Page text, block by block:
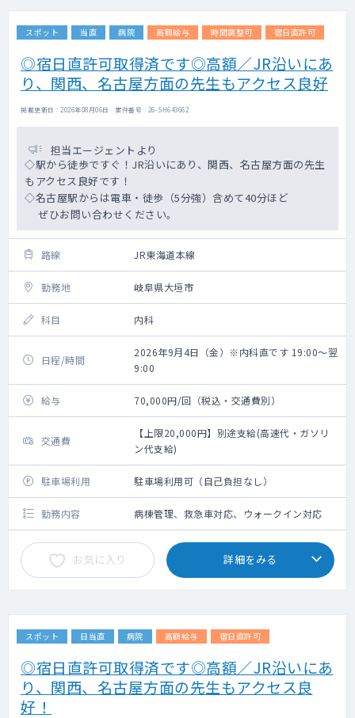
スポット 当直 病院 高額給与 時間調整可 宿日直許可
◎宿日直許可取得済です◎高額／JR沿いにあ
り、関西、名古屋方面の先生もアクセス良好
掲載更新日 : 2026年08月06日 案件番号 : 26-SH643662
担当エージェントより
◇駅から徒歩ですぐ！JR沿いにあり、関西、名古屋方面の先生
もアクセス良好です！
◇名古屋駅からは電車・徒歩（5分強）含めて40分ほど
ぜひお問い合わせください。
路線 JR東海道本線
勤務地 岐阜県大垣市
科目 内科
日程/時間
2026年9月4日（金）※内科直です 19:00～翌
9:00
給与 70,000円/回（税込・交通費別）
交通費
【上限20,000円】別途支給(高速代・ガソリ
ン代支給)
駐車場利用 駐車場利用可（自己負担なし）
勤務内容 病棟管理、救急車対応、ウォークイン対応
お気に入り 詳細をみる
スポット 日当直 病院 高額給与 宿日直許可
◎宿日直許可取得済です◎高額／JR沿いにあ
り、関西、名古屋方面の先生もアクセス良
好！